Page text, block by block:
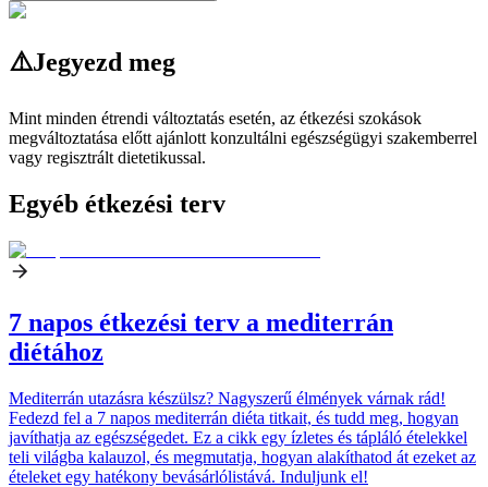
⚠️Jegyezd meg
Mint minden étrendi változtatás esetén, az étkezési szokások
megváltoztatása előtt ajánlott konzultálni egészségügyi szakemberrel
vagy regisztrált dietetikussal.
Egyéb étkezési terv
7 napos étkezési terv a mediterrán
diétához
Mediterrán utazásra készülsz? Nagyszerű élmények várnak rád!
Fedezd fel a 7 napos mediterrán diéta titkait, és tudd meg, hogyan
javíthatja az egészségedet. Ez a cikk egy ízletes és tápláló ételekkel
teli világba kalauzol, és megmutatja, hogyan alakíthatod át ezeket az
ételeket egy hatékony bevásárlólistává. Induljunk el!